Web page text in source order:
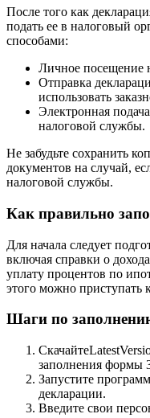
После того как
подать ее в налоговый
способами:
Личное посещение
Отправка
использовать
Электронная
налоговой службы.
Не забудьте сохранить
документов на случай,
налоговой службы.
Как правильно
Для начала следует
включая справки о
уплату процентов по
этого можно приступать
Шаги по
заполнения
Запустите
декларации.
Введите свои